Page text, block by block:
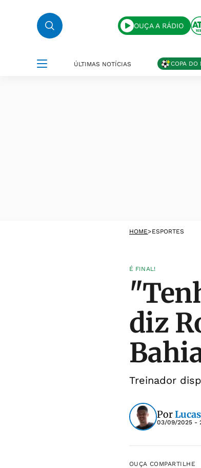
OUÇA A RÁDIO
ÚLTIMAS NOTÍCIAS COPA DO
HOME>ESPORTES
É FINAL!
diz
Treinador
Por
03/09/2025 -
OUÇA COMPARTILHE